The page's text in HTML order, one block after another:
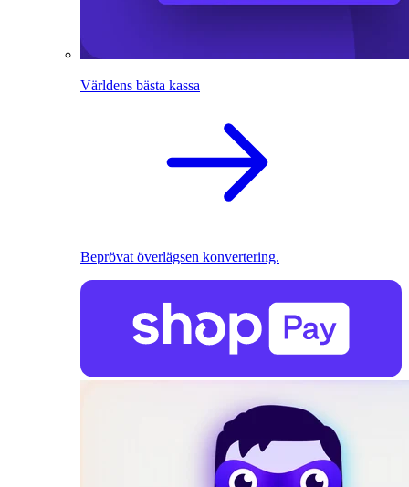
Världens bästa kassa
Beprövat överlägsen konvertering.